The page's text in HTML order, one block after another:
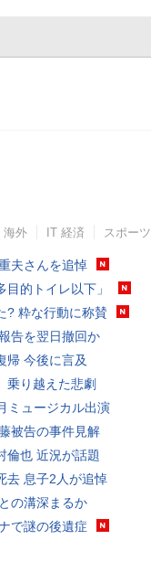
海外 IT 経済 スポーツ
夫さんを追悼
目的トイレ以下」
? 粋な行動に称賛
告を翌日撤回か
帰 今後に言及
乗り越えた悲劇
ミュージカル出演
被告の事件見解
倫也 近況が話題
去 息子2人が追悼
の溝深まるか
で謎の後遺症